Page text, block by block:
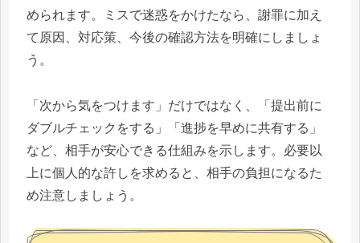
められます。ミスで迷惑をかけたなら、謝罪に加え
て原因、対応策、今後の確認方法を明確にしましょ
う。
「次から気をつけます」だけではなく、「提出前に
ダブルチェックをする」「進捗を早めに共有する」
など、相手が安心できる仕組みを示します。必要以
上に個人的な許しを求めると、相手の負担になるた
め注意しましょう。